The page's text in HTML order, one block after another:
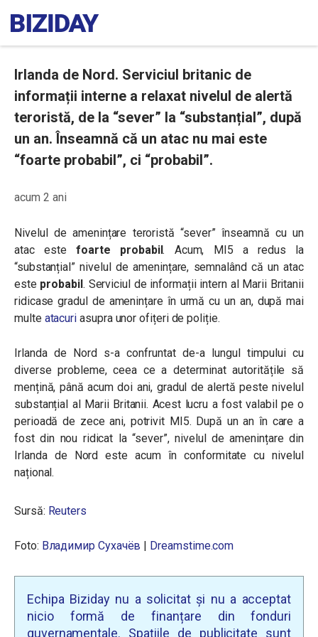
Irlanda de Nord. Serviciul britanic de
informații interne a relaxat nivelul de alertă
teroristă, de la “sever” la “substanțial”, după
un an. Înseamnă că un atac nu mai este
“foarte probabil”, ci “probabil”.
acum 2 ani
Nivelul de amenințare teroristă “sever” înseamnă cu un
atac estefoarte probabil. Acum, MI5 a redus la
“substanțial” nivelul de amenințare, semnalând că un atac
este probabil. Serviciul de informații intern al Marii Britanii
ridicase gradul de amenințare în urmă cu un an, după mai
multe atacuri asupra unor ofițeri de poliție.
Irlanda de Nord s-a confruntat de-a lungul timpului cu
diverse probleme, ceea ce a determinat autoritățile să
mențină, până acum doi ani, gradul de alertă peste nivelul
substanțial al Marii Britanii. Acest lucru a fost valabil pe o
perioadă de zece ani, potrivit MI5. După un an în care a
fost din nou ridicat la “sever”, nivelul de amenințare din
Irlanda de Nord este acum în conformitate cu nivelul
național.
Sursă: Reuters
Foto: Владимир Сухачёв | Dreamstime.com
Echipa Biziday nu a solicitat și nu a acceptat
nicio formă de finanțare din fonduri
guvernamentale. Spațiile de publicitate sunt